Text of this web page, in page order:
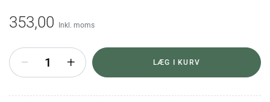
353,00 Inkl. moms
+ LÆG I KURV